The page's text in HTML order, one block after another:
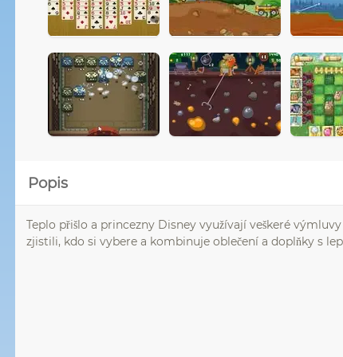
Popis
Teplo přišlo a princezny Disney využívají veškeré
zjistili, kdo si vybere a kombinuje oblečení a doplňky s